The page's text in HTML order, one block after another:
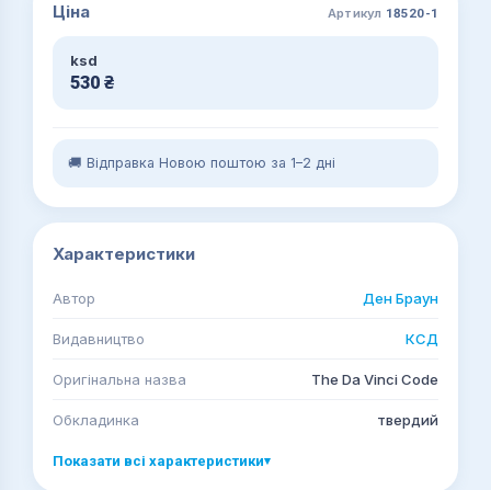
Ціна Артикул 18520-1
ksd
530 ₴
🚚 Відправка Новою поштою за 1–2 дні
Характеристики
Автор Ден Браун
Видавництво КСД
Оригінальна назва The Da Vinci Code
Обкладинка твердий
Показати всі характеристики▾